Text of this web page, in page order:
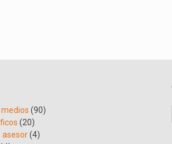
medios (90)
(20)
asesor(4)